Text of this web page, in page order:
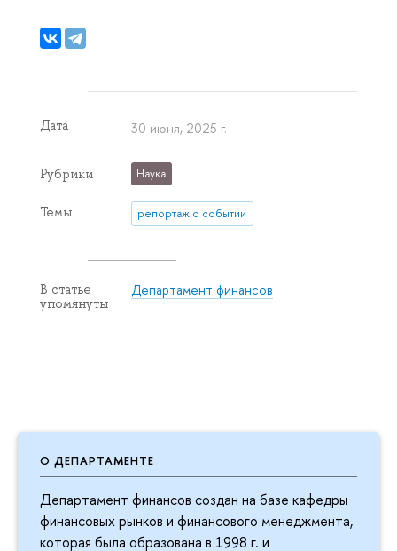
О ДЕПАРТАМЕНТЕ
Департамент финансов создан на базе кафедры
финансовых рынков и финансового менеджмента,
которая была образована в 1998 г. и
Дата 30 июня, 2025 г.
Рубрики Наука
Темы репортаж о событии
В статье
упомянуты
Департамент финансов